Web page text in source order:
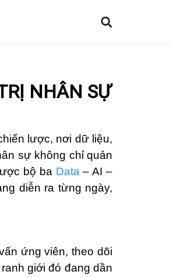
NHÂN SỰ
lược, nơi dữ liệu,
sự không chỉ quản
bộ ba Data – AI –
diễn ra từng ngày,
ứng viên, theo dõi
giới đó đang dần